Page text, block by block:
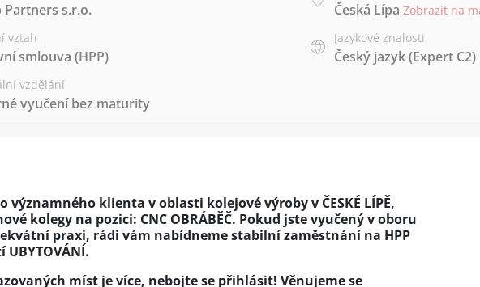
Partners s.r.o. Česká Lípa Zobrazit na
vztah
smlouva (HPP)
Jazykové znalosti
Český jazyk(Expert C2)
vzdělání
vyučení bez maturity
významného klienta v oblasti kolejové výroby v ČESKÉ LÍPĚ,
kolegy na pozici: CNC OBRÁBĚČ. Pokud jste vyučený v oboru
praxi, rádi vám nabídneme stabilní zaměstnání na HPP
UBYTOVÁNÍ.
míst je více, nebojte se přihlásit! Věnujeme se